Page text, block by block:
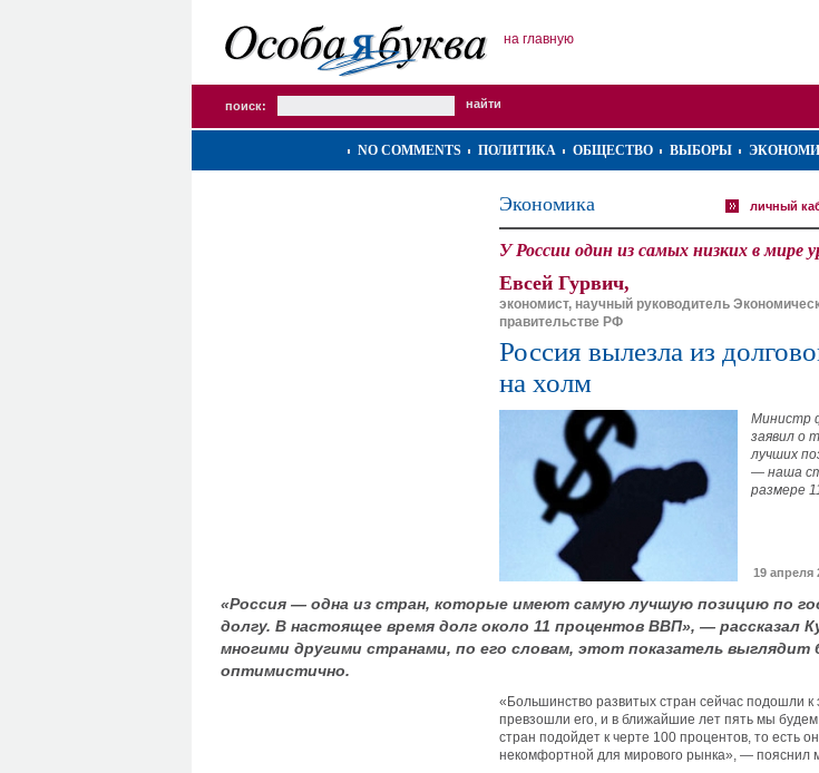
на главную
поиск:
NO COMMENTS ПОЛИТИКА ОБЩЕСТВО ВЫБОРЫ
Экономика личный
У России один из самых низких в мире
Евсей Гурвич,
экономист, научный руководитель
правительстве РФ
Россия вылезла из
на холм
Министр
заявил о
лучших
— наша
размере
19 апреля
«Россия — одна из стран, которые имеют самую лучшую позицию по
долгу. В настоящее время долг около 11 процентов ВВП», — рассказал
многими другими странами, по его словам, этот показатель выглядит
оптимистично.
«Большинство развитых стран сейчас подошли к
превзошли его, и в ближайшие лет пять мы будем
стран подойдет к черте 100 процентов, то есть
некомфортной для мирового рынка», — пояснил